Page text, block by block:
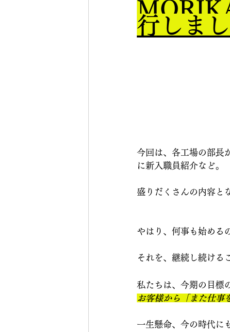
行しま
今回は、各工場の部長
に新入職員紹介など。
盛りだくさんの内容と
やはり、何事も始める
それを、継続し続ける
私たちは、今期の目標
お客様から「また仕事
一生懸命、今の時代に